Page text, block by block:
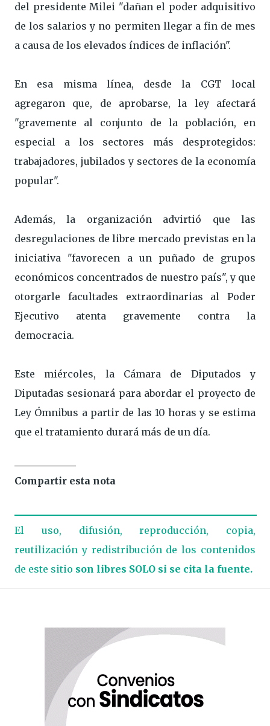
del presidente Milei "dañan el poder adquisitivo
de los salarios y no permiten llegar a fin de mes
a causa de los elevados índices de inflación".
En esa misma línea, desde la CGT local
agregaron que, de aprobarse, la ley afectará
"gravemente al conjunto de la población, en
especial a los sectores más desprotegidos:
trabajadores, jubilados y sectores de la economía
popular".
Además, la organización advirtió que las
desregulaciones de libre mercado previstas en la
iniciativa "favorecen a un puñado de grupos
económicos concentrados de nuestro país", y que
otorgarle facultades extraordinarias al Poder
Ejecutivo atenta gravemente contra la
democracia.
Este miércoles, la Cámara de Diputados y
Diputadas sesionará para abordar el proyecto de
Ley Ómnibus a partir de las 10 horas y se estima
que el tratamiento durará más de un día.
Compartir esta nota
El uso, difusión, reproducción, copia,
reutilización y redistribución de los contenidos
de este sitio son libres SOLO si se cita la fuente.